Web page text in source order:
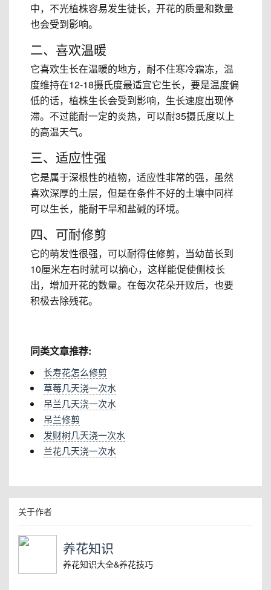
中，不光植株容易发生徒长，开花的质量和数量
也会受到影响。
二、喜欢温暖
它喜欢生长在温暖的地方，耐不住寒冷霜冻，温
度维持在12-18摄氏度最适宜它生长，要是温度偏
低的话，植株生长会受到影响，生长速度出现停
滞。不过能耐一定的炎热，可以耐35摄氏度以上
的高温天气。
三、适应性强
它是属于深根性的植物，适应性非常的强，虽然
喜欢深厚的土层，但是在条件不好的土壤中同样
可以生长，能耐干旱和盐碱的环境。
四、可耐修剪
它的萌发性很强，可以耐得住修剪，当幼苗长到
10厘米左右时就可以摘心，这样能促使侧枝长
出，增加开花的数量。在每次花朵开败后，也要
积极去除残花。
同类文章推荐:
长寿花怎么修剪
草莓几天浇一次水
吊兰几天浇一次水
吊兰修剪
发财树几天浇一次水
兰花几天浇一次水
关于作者
养花知识
养花知识大全&养花技巧